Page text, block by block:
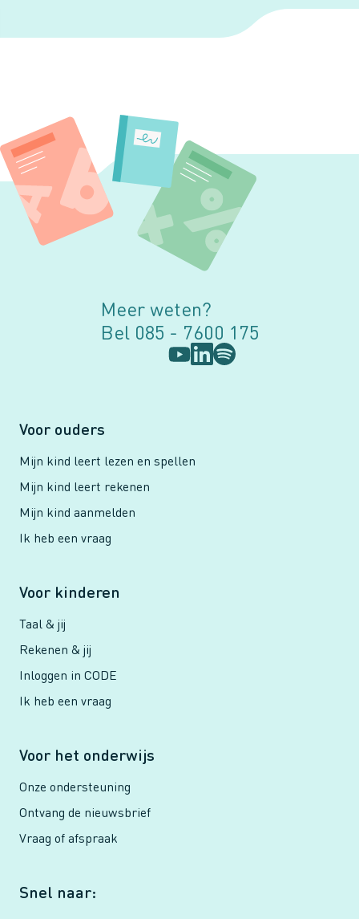
Meer weten?
Bel 085 - 7600 175
Voor ouders
Mijn kind leert lezen en spellen
Mijn kind leert rekenen
Mijn kind aanmelden
Ik heb een vraag
Voor kinderen
Taal & jij
Rekenen & jij
Inloggen in CODE
Ik heb een vraag
Voor het onderwijs
Onze ondersteuning
Ontvang de nieuwsbrief
Vraag of afspraak
Snel naar: